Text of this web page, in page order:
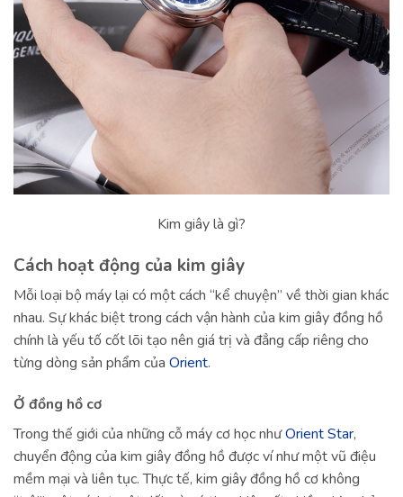
Kim giây là gì?
Cách hoạt động của kim giây
Mỗi loại bộ máy lại có một cách “kể chuyện” về thời gian khác
nhau. Sự khác biệt trong cách vận hành của kim giây đồng hồ
chính là yếu tố cốt lõi tạo nên giá trị và đẳng cấp riêng cho
từng dòng sản phẩm của Orient.
Ở đồng hồ cơ
Trong thế giới của những cỗ máy cơ học nhưOrient Star,
chuyển động của kim giây đồng hồ được ví như một vũ điệu
mềm mại và liên tục. Thực tế, kim giây đồng hồ cơ không